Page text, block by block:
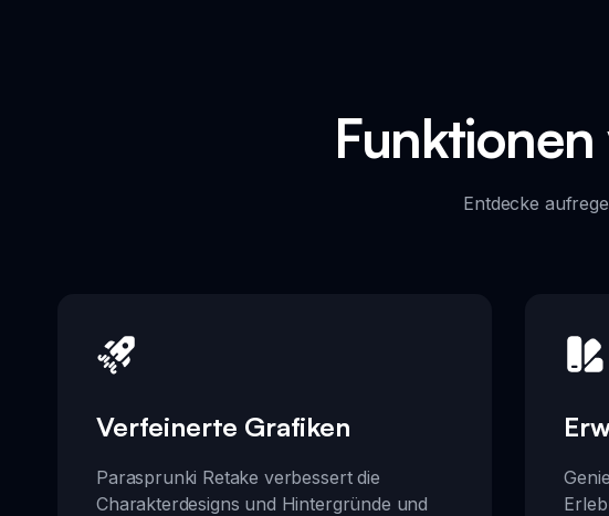
Entdecke
Verfeinerte Grafiken
Parasprunki Retake verbessert die
Charakterdesigns und Hintergründe und